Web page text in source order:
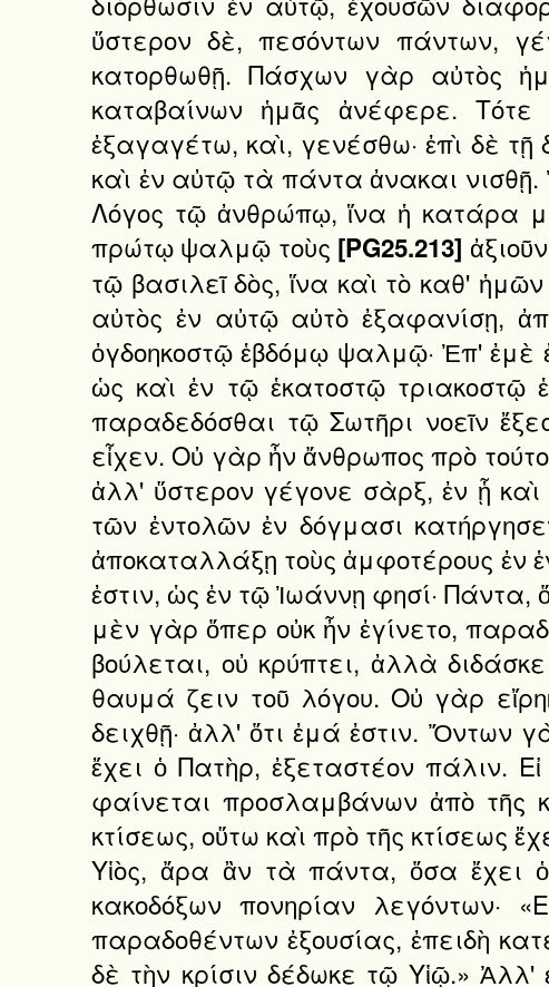
ὕστερον δὲ, πεσόντων πάντων,
κατορθωθῇ. Πάσχων γὰρ αὐτὸς
καταβαίνων ἡμᾶς ἀνέφερε.
ἐξαγαγέτω, καὶ, γενέσθω· ἐπὶ δὲ
καὶ ἐν αὐτῷ τὰ πάντα ἀνακαι
Λόγος τῷ ἀνθρώπῳ, ἵνα ἡ κατάρα
πρώτῳ ψαλμῷ τοὺς [PG25.213]
τῷ βασιλεῖ δὸς, ἵνα καὶ τὸ καθ'
αὐτὸς ἐν αὐτῷ αὐτὸ ἐξαφανίσῃ,
ὀγδοηκοστῷ ἑβδόμῳ ψαλμῷ· Ἐπ' ἐμὲ
ὡς καὶ ἐν τῷ ἑκατοστῷ τριακοστῷ
παραδεδόσθαι τῷ Σωτῆρι νοεῖν
εἶχεν. Οὐ γὰρ ἦν ἄνθρωπος πρὸ
ἀλλ' ὕστερον γέγονε σὰρξ, ἐν ᾗ
τῶν ἐντολῶν ἐν δόγμασι
ἀποκαταλλάξῃ τοὺς ἀμφοτέρους ἐν
ἐστιν, ὡς ἐν τῷ Ἰωάννῃ φησί·
μὲν γὰρ ὅπερ οὐκ ἦν ἐγίνετο,
βούλεται, οὐ κρύπτει, ἀλλὰ
θαυμά ζειν τοῦ λόγου. Οὐ γὰρ
δειχθῇ· ἀλλ' ὅτι ἐμά ἐστιν. Ὄντων
ἔχει ὁ Πατὴρ, ἐξεταστέον πάλιν.
φαίνεται προσλαμβάνων ἀπὸ τῆς
κτίσεως, οὕτω καὶ πρὸ τῆς κτίσεως
Υἱὸς, ἄρα ἂν τὰ πάντα, ὅσα ἔχει ὁ
κακοδόξων πονηρίαν
παραδοθέντων ἐξουσίας, ἐπειδὴ
δὲ τὴν κρίσιν δέδωκε τῷ Υἱῷ.»